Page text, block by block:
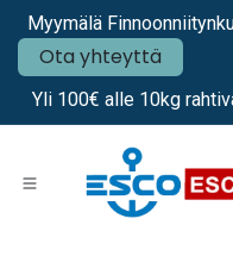
Siirry sisältöön
Myymälä
Ota yhteyttä
Yli 100€ alle 10kg